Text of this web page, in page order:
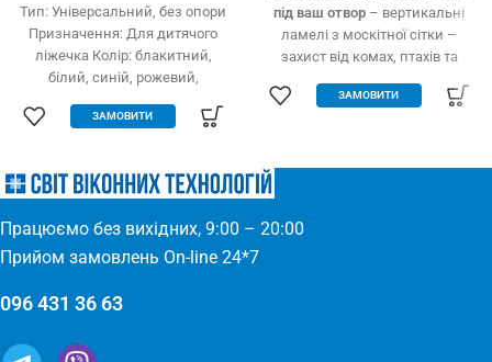
Тип: Універсальний, без опори
Призначення: Для дитячого
ліжечка Колір: блакитний,
білий, синій, рожевий,
(Євросітка) Розміри: 1,8 х 9 м
ЗАМОВИТИ
під ваш отвор – вертикальні
ламелі з москітної сітки –
захист від комах, птахів та
пропускає повітря – підходить
метал – елементарно
ЗАМОВИТИ
Працюємо без вихідних, 9:00 – 20:00
Прийом замовлень On-line 24*7
096 431 36 63